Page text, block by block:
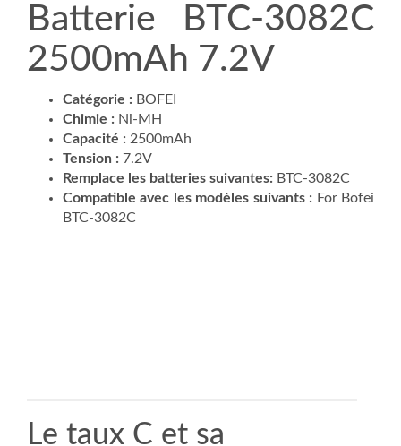
Batterie BTC-3082C
2500mAh 7.2V
Catégorie : BOFEI
Chimie : Ni-MH
Capacité : 2500mAh
Tension : 7.2V
Remplace les batteries suivantes: BTC-3082C
Compatible avec les modèles suivants : For Bofei
BTC-3082C
Le taux C et sa